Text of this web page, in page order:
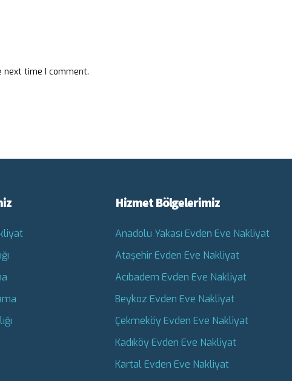
next time I comment.
Hizmet Bölgelerimiz
Anadolu Yakası Evden Eve Nakliyat
Ataşehir Evden Eve Nakliyat
Acıbadem Evden Eve Nakliyat
Beykoz Evden Eve Nakliyat
Çekmeköy Evden Eve Nakliyat
Kadıköy Evden Eve Nakliyat
Kartal Evden Eve Nakliyat